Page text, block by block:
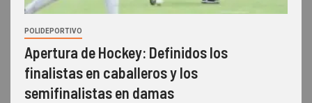
POLIDEPORTIVO
Apertura de Hockey: Definidos los
finalistas en caballeros y los
semifinalistas en damas